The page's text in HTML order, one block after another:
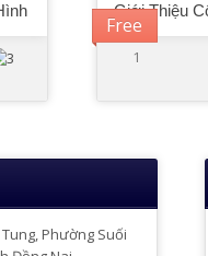
Free
Giới Thiệu
1
Phường Suối